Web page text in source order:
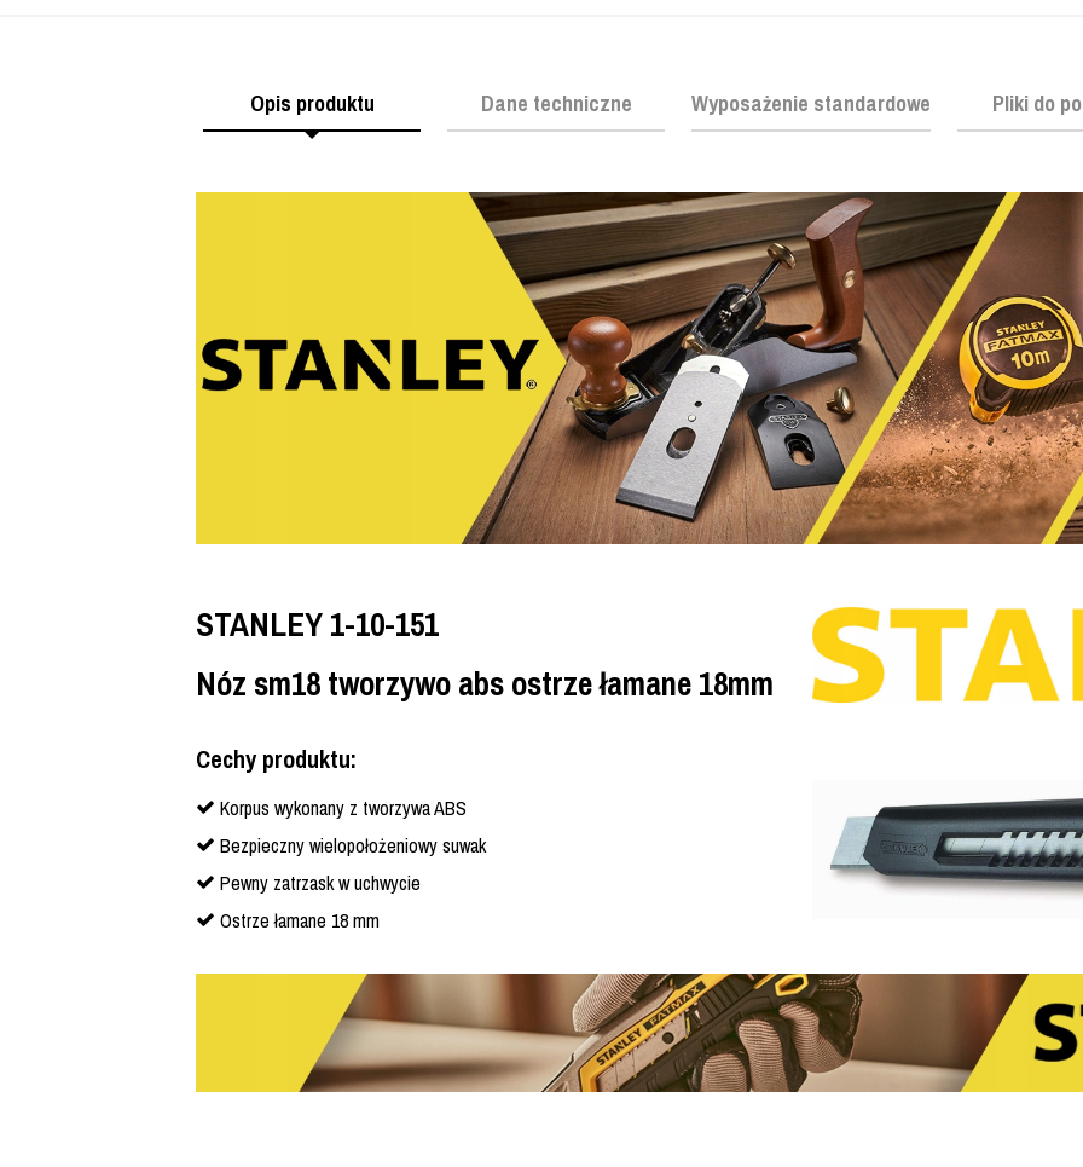
Opis produktu Dane techniczne Wyposażenie standardowe Pliki do
STANLEY 1-10-151
Nóz sm18 tworzywo abs ostrze łamane 18mm
Cechy produktu:
Korpus wykonany z tworzywa ABS
Bezpieczny wielopołożeniowy suwak
Pewny zatrzask w uchwycie
Ostrze łamane 18 mm